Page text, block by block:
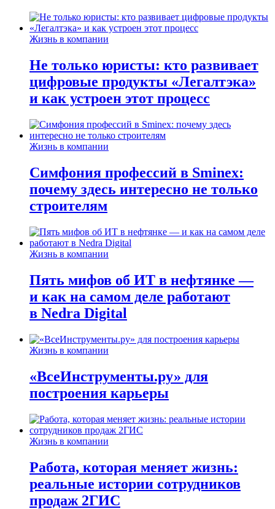
Жизнь в компании
Не только юристы: кто развивает
цифровые продукты «Легалтэка»
и как устроен этот процесс
Жизнь в компании
Симфония профессий в Sminex:
почему здесь интересно не только
строителям
Жизнь в компании
Пять мифов об ИТ в нефтянке —
и как на самом деле работают
в Nedra Digital
Жизнь в компании
«ВсеИнструменты.ру» для
построения карьеры
Жизнь в компании
Работа, которая меняет жизнь:
реальные истории сотрудников
продаж 2ГИС